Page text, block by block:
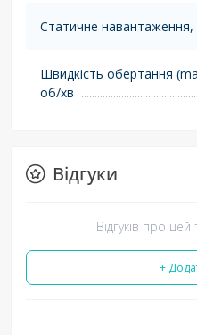
Статичне навантаження,
Швидкість обертання
об/хв
Відгуки
Відгуків про
+